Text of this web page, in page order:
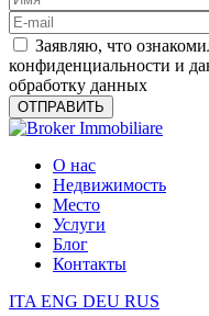
Заявляю, что
конфиденциальности и
обработку данных
О нас
Недвижимость
Место
Услуги
Блог
Контакты
ITA ENG DEU RUS